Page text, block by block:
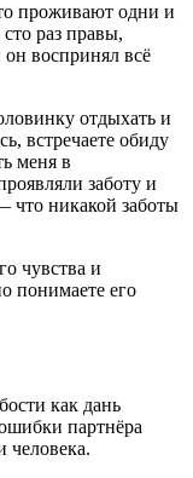
проживают одни и
раз правы,
он воспринял всё
отдыхать и
встречаете обиду
меня в
заботу и
что никакой заботы
чувства и
понимаете его
как дань
партнёра
человека.